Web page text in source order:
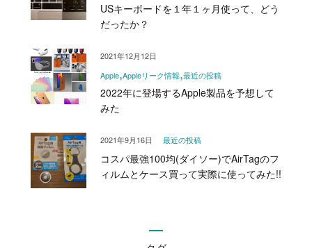
USキーボードを１年１ヶ月使って、どう
だったか？
Apple Appleリーク情報 最近の投稿
2022年に登場するApple製品を予想して
みた
2021年12月12日
最近の投稿
コスパ最強100均(ダイソー)でAirTagのフ
ィルムとケース買って実際に使ってみた!!
2021年9月16日